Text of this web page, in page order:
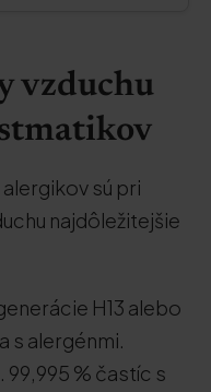
vzduchu
sú pri
najdôležitejšie
H13 alebo
s alergénmi.
99,995 % častíc s